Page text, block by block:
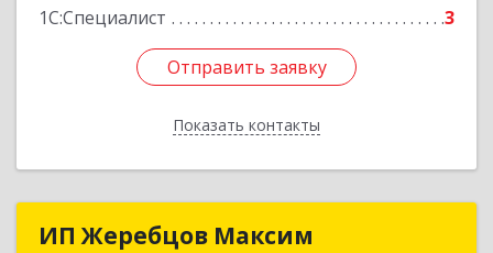
1С:Специалист 3
Отправить заявку
Показать контакты
Отправить заявку
Назад
ИП Жеребцов МаксимИП Жеребцов Максим